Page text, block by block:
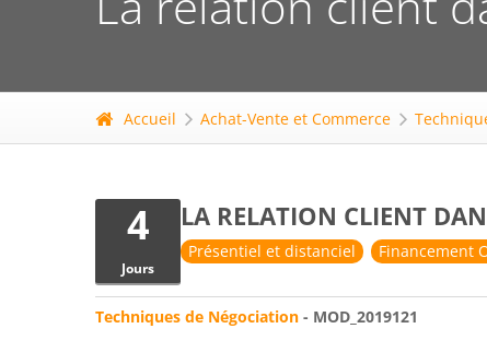
Accueil Achat-Vente et Commerce
4
Jours
LA RELATION CLIENT
Présentiel et distanciel Financement
Techniques de Négociation - MOD_2019121